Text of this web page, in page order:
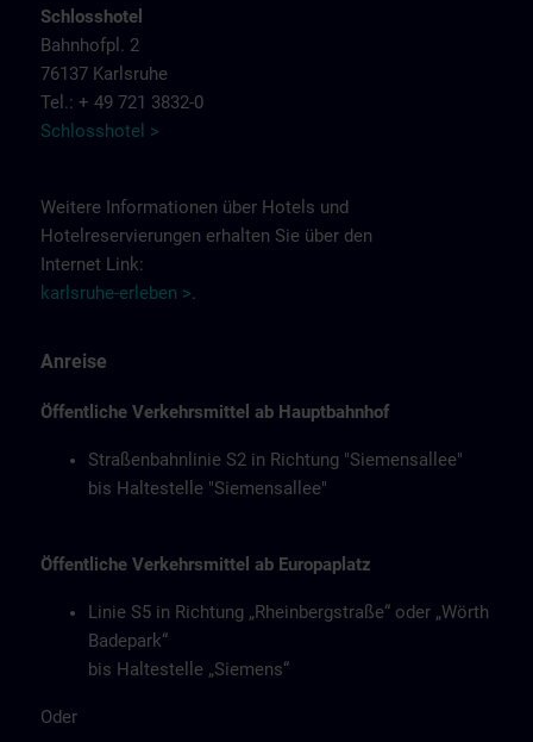
Schlosshotel
Bahnhofpl. 2
76137 Karlsruhe
Tel.: + 49 721 3832-0
Schlosshotel >
Weitere Informationen über Hotels und
Hotelreservierungen erhalten Sie über den
Internet Link:
karlsruhe-erleben >.
Anreise
Öffentliche Verkehrsmittel ab Hauptbahnhof
Straßenbahnlinie S2 in Richtung "Siemensallee"
bis Haltestelle "Siemensallee"
Öffentliche Verkehrsmittel ab Europaplatz
Linie S5 in Richtung „Rheinbergstraße“ oder „Wörth
Badepark“
bis Haltestelle „Siemens“
Oder